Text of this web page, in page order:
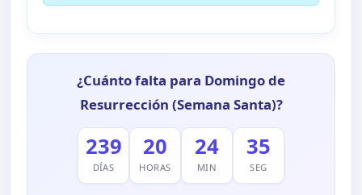
¿Cuánto falta para Domingo de
Resurrección (Semana Santa)?
239
DÍAS
20
HORAS
24
MIN
34
SEG